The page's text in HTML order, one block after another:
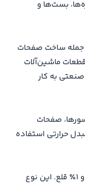
بست‌ها و
از جمله ساخت صفحات
ماشین‌آلات
به کار
صفحات
حرارتی استفاده
ترکیب ۳۰٪ روی و ۱٪ قلع. این نوع